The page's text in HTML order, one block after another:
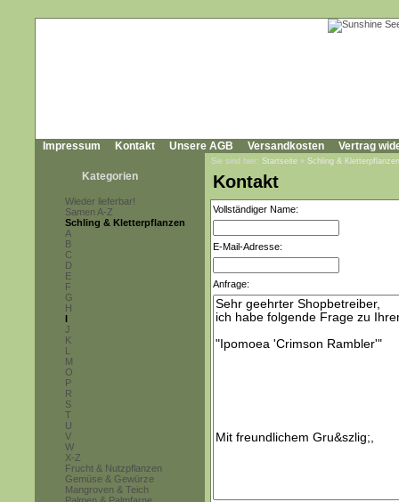
Impressum Kontakt Unsere AGB Versandkosten Vertrag
Kategorien
Wieder lieferbar!
Samen A-Z
Schling & Kletterpflanzen
A
B
C
D
E
F
G
H
I
J
K
L
M
O
P
R
S
T
U
V
W
X-Z
Frucht & Nutzpflanzen
Gemüse & Gewürze
Mangroven & Teich
Sie sind hier: Startseite » Schling & Kletterpflanzen
Kontakt
Vollständiger Name:
E-Mail-Adresse:
Anfrage: